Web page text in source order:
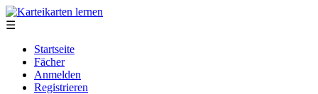
☰
Startseite
Fächer
Anmelden
Registrieren